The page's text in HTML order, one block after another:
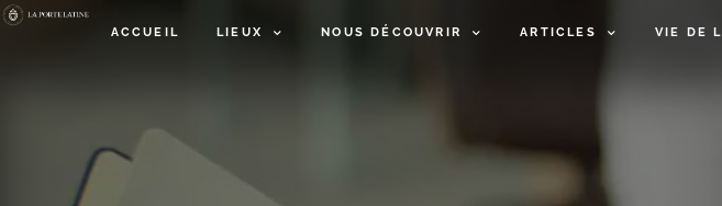
ACCUEIL LIEUX NOUS DÉCOUVRIR ARTICLES VIE DE